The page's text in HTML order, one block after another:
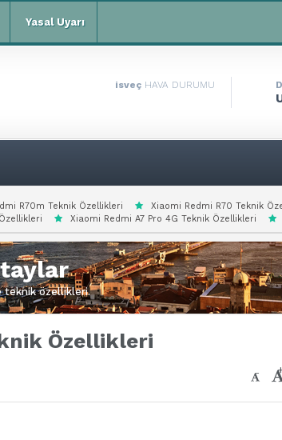
Yasal Uyarı
isveç HAVA DURUMU
R70m Teknik Özellikleri Xiaomi Redmi R70 Teknik
Xiaomi Redmi A7 Pro 4G Teknik Özellikleri
teknik özellikleri.
Özellikleri
-